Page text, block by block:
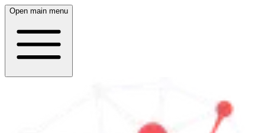
Open main menu